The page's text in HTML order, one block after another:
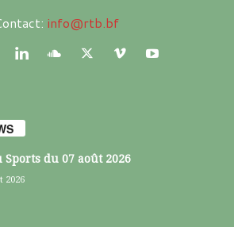
info@rtb.bf
Sports du 07 août 2026
2026